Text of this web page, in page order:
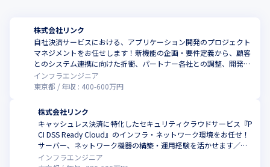
株式会社リンク
自社決済サービスにおける、アプリケーション開発のプロジェクト
マネジメントをお任せします！新機能の企画・要件定義から、顧客
とのシステム連携に向けた折衝、パートナー各社との調整、開発プ
ロセスの進行管理まで幅広く担うポジション／年間休日128日以上
インフラエンジニア
東京都
年収 : 400-600万円
株式会社リンク
キャッシュレス決済に特化したセキュリティクラウドサービス『P
CI DSS Ready Cloud』のインフラ・ネットワーク環境をお任せ！
サーバー、ネットワーク機器の構築・運用経験を活かせます／年
間休日128日以上
インフラエンジニア